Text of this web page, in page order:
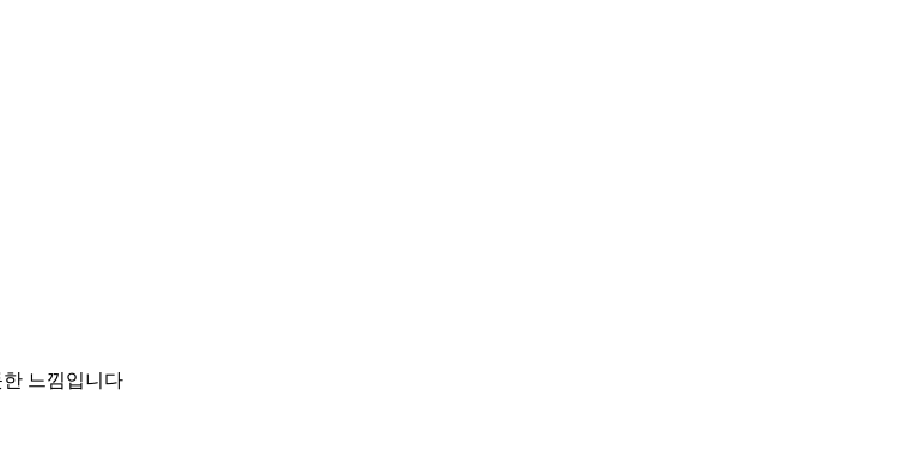
느낌입니다